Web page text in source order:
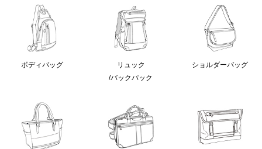
ボディバッグ
リュック
/バックパック
ショルダーバッグ